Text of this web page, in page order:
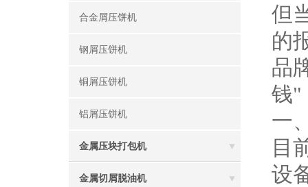
合金屑压饼机
钢屑压饼机
铜屑压饼机
铝屑压饼机
金属压块打包机
金属切屑脱油机
但
的
品
钱"
一
目
设